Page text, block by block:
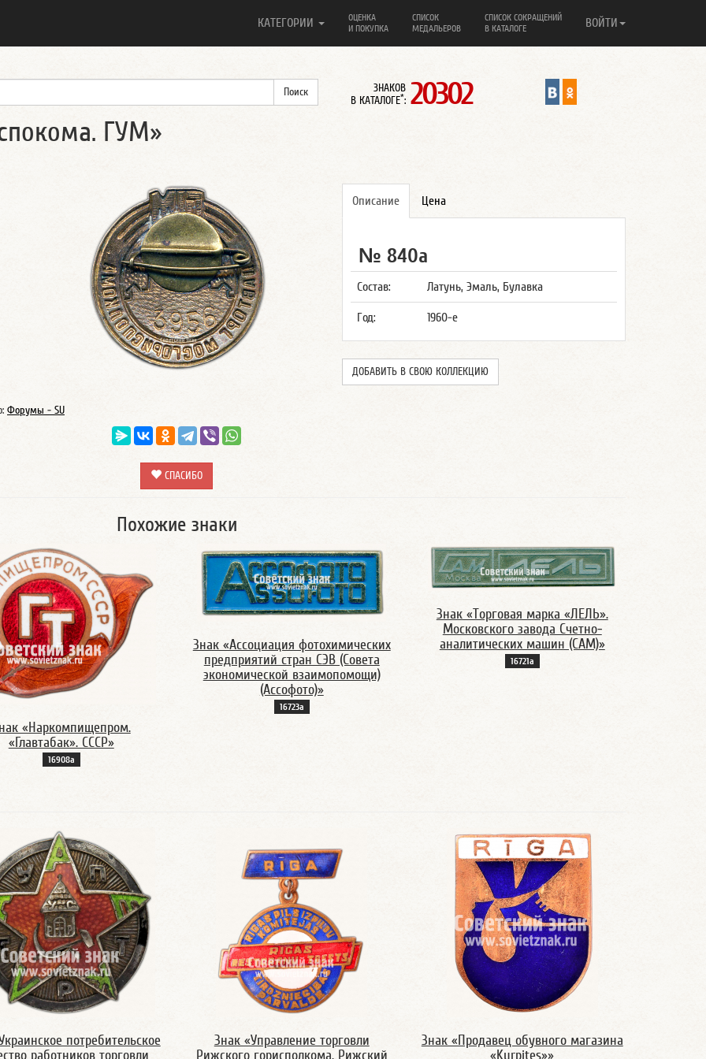
КАТЕГОРИИ
ОЦЕНКА
И ПОКУПКА
СПИСОК
МЕДАЛЬЕРОВ
СПИСОК СОКРАЩЕНИЙ
В КАТАЛОГЕ
ВОЙТИ
ЗНАКОВ
В КАТАЛОГЕ*: 20302
ГУМ»
Описание Цена
№ 840а
Состав: Латунь, Эмаль, Булавка
Год: 1960-е
ДОБАВИТЬ В СВОЮ КОЛЛЕКЦИЮ
Форумы - SU
СПАСИБО
Похожие знаки
«Наркомпищепром.
«Главтабак». СССР»
16908а
Знак «Ассоциация фотохимических
предприятий стран СЭВ (Совета
экономической взаимопомощи)
(Ассофото)»
16723а
Знак «Торговая марка «ЛЕЛЬ».
Московского завода Счетно-
аналитических машин (САМ)»
16721а
потребительское
работников торговли
Знак «Управление торговли
Рижского горисполкома, Рижский
Знак «Продавец обувного магазина
«Kurpites»»